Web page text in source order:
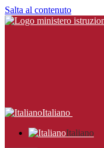
Salta al contenuto
Italiano
Italiano